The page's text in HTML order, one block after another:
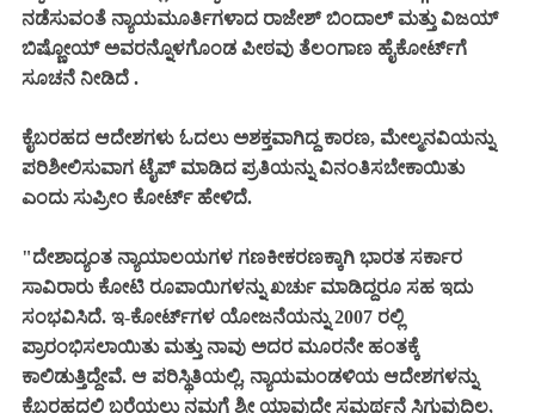
ನಡೆಸುವಂತೆ ನ್ಯಾಯಮೂರ್ತಿಗಳಾದ ರಾಜೇಶ್ ಬಿಂದಾಲ್ ಮತ್ತು ವಿಜಯ್
ಬಿಷ್ಣೋಯ್ ಅವರನ್ನೊಳಗೊಂಡ ಪೀಠವು ತೆಲಂಗಾಣ ಹೈಕೋರ್ಟ್‌ಗೆ
ಸೂಚನೆ ನೀಡಿದೆ .
ಕೈಬರಹದ ಆದೇಶಗಳು ಓದಲು ಅಶಕ್ತವಾಗಿದ್ದ ಕಾರಣ, ಮೇಲ್ಮನವಿಯನ್ನು
ಪರಿಶೀಲಿಸುವಾಗ ಟೈಪ್ ಮಾಡಿದ ಪ್ರತಿಯನ್ನು ವಿನಂತಿಸಬೇಕಾಯಿತು
ಎಂದು ಸುಪ್ರೀಂ ಕೋರ್ಟ್ ಹೇಳಿದೆ.
"ದೇಶಾದ್ಯಂತ ನ್ಯಾಯಾಲಯಗಳ ಗಣಕೀಕರಣಕ್ಕಾಗಿ ಭಾರತ ಸರ್ಕಾರ
ಸಾವಿರಾರು ಕೋಟಿ ರೂಪಾಯಿಗಳನ್ನು ಖರ್ಚು ಮಾಡಿದ್ದರೂ ಸಹ ಇದು
ಸಂಭವಿಸಿದೆ. ಇ-ಕೋರ್ಟ್‌ಗಳ ಯೋಜನೆಯನ್ನು 2007 ರಲ್ಲಿ
ಪ್ರಾರಂಭಿಸಲಾಯಿತು ಮತ್ತು ನಾವು ಅದರ ಮೂರನೇ ಹಂತಕ್ಕೆ
ಕಾಲಿಡುತ್ತಿದ್ದೇವೆ. ಆ ಪರಿಸ್ಥಿತಿಯಲ್ಲಿ, ನ್ಯಾಯಮಂಡಳಿಯ ಆದೇಶಗಳನ್ನು
ಕೈಬರಹದಲ್ಲಿ ಬರೆಯಲು ನಮಗೆ ಶ್ರೀ ಯಾವುದೇ ಸಮರ್ಥನೆ ಸಿಗುವುದಿಲ್ಲ,